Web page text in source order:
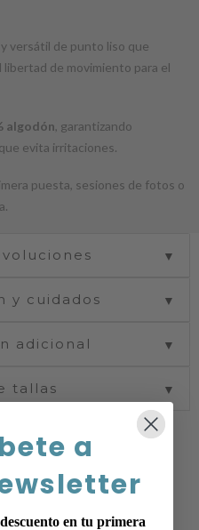
versátil de punto liso que
de movimiento para el
algodón , garantizando
evita irritaciones.
puesta, sesiones de fotos o
▼
y cuidados ▼
adicional ▼
tallas ▼
a
en tu primera